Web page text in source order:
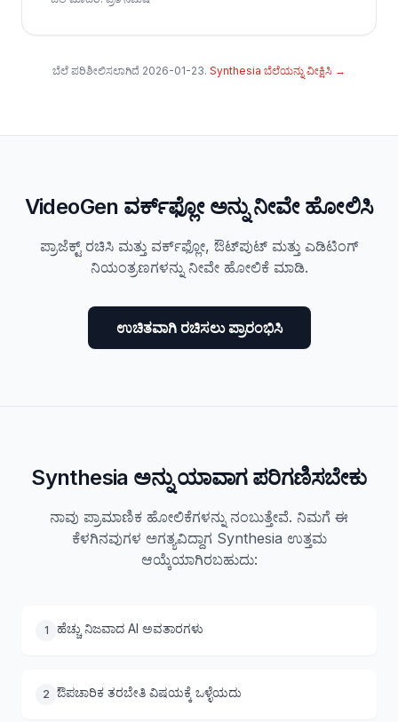
ಬೆಲೆ ಪರಿಶೀಲಿಸಲಾಗಿದೆ 2026-01-23. Synthesia ಬೆಲೆಯನ್ನು ವೀಕ್ಷಿಸಿ →
VideoGen ವರ್ಕ್‌ಫ್ಲೋ ಅನ್ನು ನೀವೇ ಹೋಲಿಸಿ
ಪ್ರಾಜೆಕ್ಟ್ ರಚಿಸಿ ಮತ್ತು ವರ್ಕ್‌ಫ್ಲೋ, ಔಟ್‌ಪುಟ್ ಮತ್ತು ಎಡಿಟಿಂಗ್
ನಿಯಂತ್ರಣಗಳನ್ನು ನೀವೇ ಹೋಲಿಕೆ ಮಾಡಿ.
ಉಚಿತವಾಗಿ ರಚಿಸಲು ಪ್ರಾರಂಭಿಸಿ
Synthesia ಅನ್ನು ಯಾವಾಗ ಪರಿಗಣಿಸಬೇಕು
ನಾವು ಪ್ರಾಮಾಣಿಕ ಹೋಲಿಕೆಗಳನ್ನು ನಂಬುತ್ತೇವೆ. ನಿಮಗೆ ಈ
ಕೆಳಗಿನವುಗಳ ಅಗತ್ಯವಿದ್ದಾಗ Synthesia ಉತ್ತಮ
ಆಯ್ಕೆಯಾಗಿರಬಹುದು:
1 ಹೆಚ್ಚು ನಿಜವಾದ AI ಅವತಾರಗಳು
2 ಔಪಚಾರಿಕ ತರಬೇತಿ ವಿಷಯಕ್ಕೆ ಒಳ್ಳೆಯದು